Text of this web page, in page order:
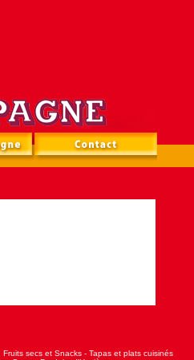
Fruits secs et Snacks - Tapas et plats cuisinés